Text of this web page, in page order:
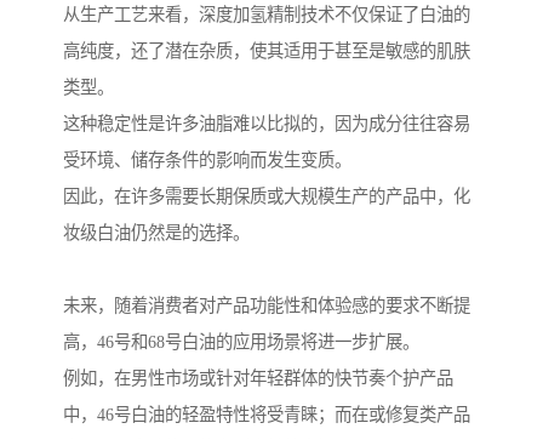
从生产工艺来看，深度加氢精制技术不仅保证了白油的
高纯度，还了潜在杂质，使其适用于甚至是敏感的肌肤
类型。
这种稳定性是许多油脂难以比拟的，因为成分往往容易
受环境、储存条件的影响而发生变质。
因此，在许多需要长期保质或大规模生产的产品中，化
妆级白油仍然是的选择。
未来，随着消费者对产品功能性和体验感的要求不断提
高，46号和68号白油的应用场景将进一步扩展。
例如，在男性市场或针对年轻群体的快节奏个护产品
中，46号白油的轻盈特性将受青睐；而在或修复类产品